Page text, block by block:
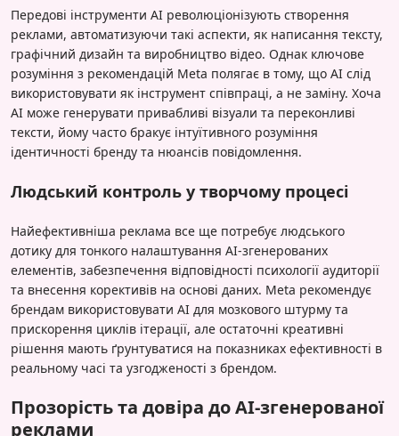
Передові інструменти AI революціонізують створення
реклами, автоматизуючи такі аспекти, як написання тексту,
графічний дизайн та виробництво відео. Однак ключове
розуміння з рекомендацій Meta полягає в тому, що AI слід
використовувати як інструмент співпраці, а не заміну. Хоча
AI може генерувати привабливі візуали та переконливі
тексти, йому часто бракує інтуїтивного розуміння
ідентичності бренду та нюансів повідомлення.
Людський контроль у творчому процесі
Найефективніша реклама все ще потребує людського
дотику для тонкого налаштування AI-згенерованих
елементів, забезпечення відповідності психології аудиторії
та внесення корективів на основі даних. Meta рекомендує
брендам використовувати AI для мозкового штурму та
прискорення циклів ітерації, але остаточні креативні
рішення мають ґрунтуватися на показниках ефективності в
реальному часі та узгодженості з брендом.
Прозорість та довіра до AI-згенерованої
реклами